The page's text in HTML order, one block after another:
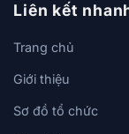
Liên kết
Trang chủ
Giới thiệu
Sơ đồ tổ chức